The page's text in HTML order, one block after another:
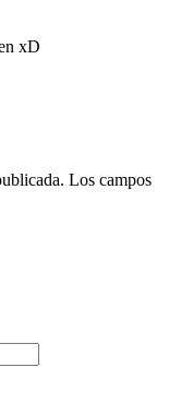
xD
Los campos